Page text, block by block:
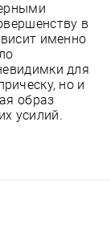
в
именно
для
но и
образ
усилий.